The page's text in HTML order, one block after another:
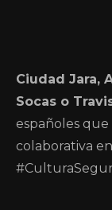
Ciudad Jara,
Socas o
españoles
colaborativa